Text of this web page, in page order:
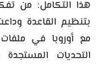
هذا التكامل: من
بتنظيم القاعدة
مع أوروبا في ملفات
التحديات